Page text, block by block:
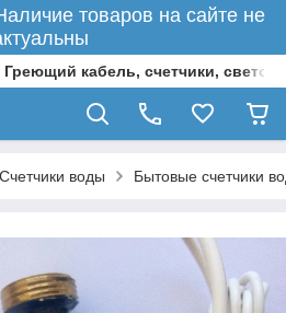
товаров на сайте не
кабель, счетчики,
Счетчики воды Бытовые счетчики